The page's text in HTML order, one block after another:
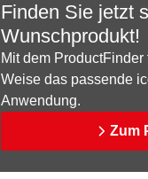
Finden Sie jetzt
Wunschprodukt!
Mit dem
Weise das passende
Anwendung.
Zum